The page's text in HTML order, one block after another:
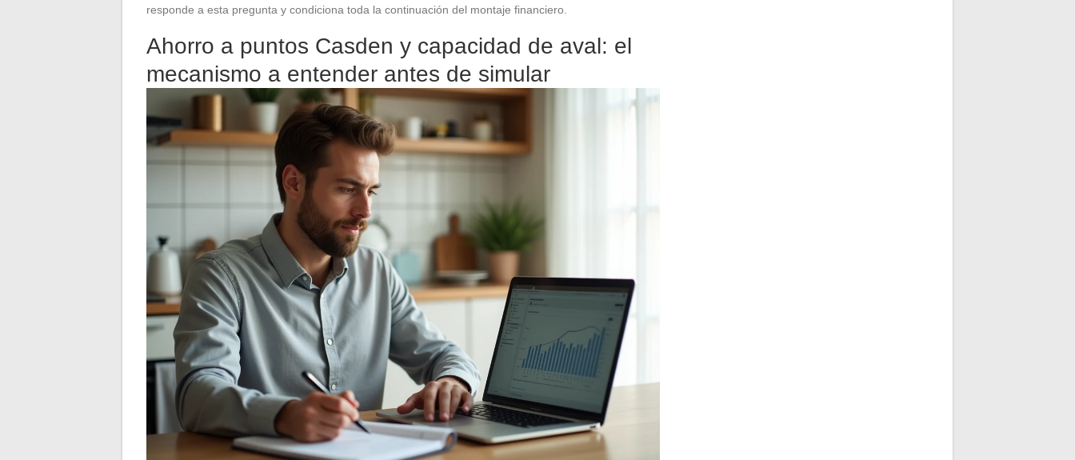
responde a esta pregunta y condiciona toda la continuación del montaje financiero.
Ahorro a puntos Casden y capacidad de aval: el
mecanismo a entender antes de simular